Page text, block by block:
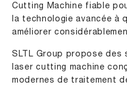
Cutting Machine fiable
la technologie avancée à
améliorer
SLTL Group propose des
laser cutting machine
modernes de traitement